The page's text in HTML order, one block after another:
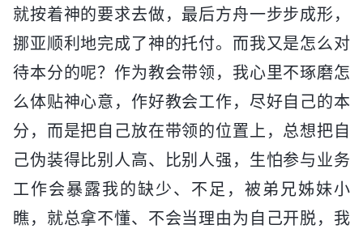
就按着神的要求去做，最后方舟一步步成形，
挪亚顺利地完成了神的托付。而我又是怎么对
待本分的呢？作为教会带领，我心里不琢磨怎
么体贴神心意，作好教会工作，尽好自己的本
分，而是把自己放在带领的位置上，总想把自
己伪装得比别人高、比别人强，生怕参与业务
工作会暴露我的缺少、不足，被弟兄姊妹小
瞧，就总拿不懂、不会当理由为自己开脱，我